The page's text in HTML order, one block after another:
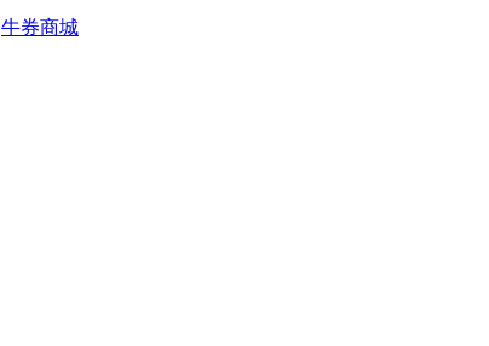
牛券商城